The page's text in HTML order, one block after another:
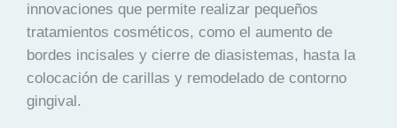
MAXILOFACIAL
innovaciones que permite realizar pequeños
tratamientos cosméticos, como el aumento de
bordes incisales y cierre de diasistemas, hasta la
colocación de carillas y remodelado de contorno
gingival.